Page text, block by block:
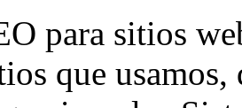
para sitios
que usamos,